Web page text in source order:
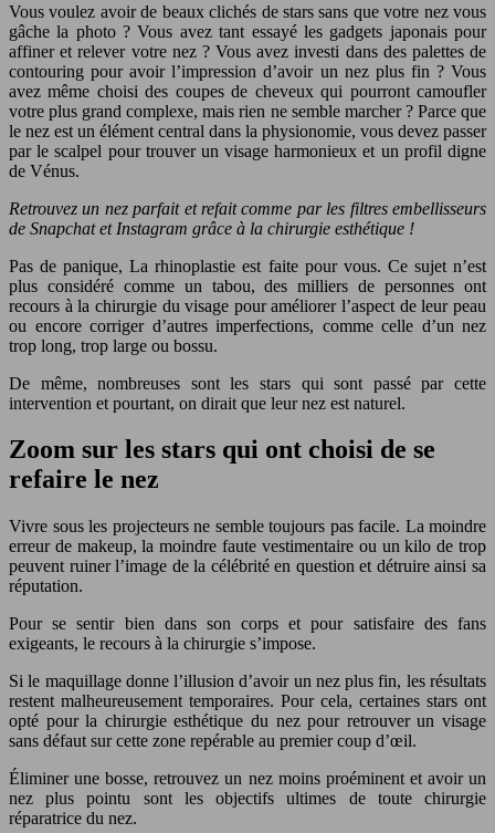
Vous voulez avoir de beaux clichés de stars sans que votre nez vous
gâche la photo ? Vous avez tant essayé les gadgets japonais pour
affiner et relever votre nez ? Vous avez investi dans des palettes de
contouring pour avoir l’impression d’avoir un nez plus fin ? Vous
avez même choisi des coupes de cheveux qui pourront camoufler
votre plus grand complexe, mais rien ne semble marcher ? Parce que
le nez est un élément central dans la physionomie, vous devez passer
par le scalpel pour trouver un visage harmonieux et un profil digne
de Vénus.
Retrouvez un nez parfait et refait comme par les filtres embellisseurs
de Snapchat et Instagram grâce à la chirurgie esthétique !
Pas de panique, La rhinoplastie est faite pour vous. Ce sujet n’est
plus considéré comme un tabou, des milliers de personnes ont
recours à la chirurgie du visage pour améliorer l’aspect de leur peau
ou encore corriger d’autres imperfections, comme celle d’un nez
trop long, trop large ou bossu.
De même, nombreuses sont les stars qui sont passé par cette
intervention et pourtant, on dirait que leur nez est naturel.
Zoom sur les stars qui ont choisi de se
refaire le nez
Vivre sous les projecteurs ne semble toujours pas facile. La moindre
erreur de makeup, la moindre faute vestimentaire ou un kilo de trop
peuvent ruiner l’image de la célébrité en question et détruire ainsi sa
réputation.
Pour se sentir bien dans son corps et pour satisfaire des fans
exigeants, le recours à la chirurgie s’impose.
Si le maquillage donne l’illusion d’avoir un nez plus fin, les résultats
restent malheureusement temporaires. Pour cela, certaines stars ont
opté pour la chirurgie esthétique du nez pour retrouver un visage
sans défaut sur cette zone repérable au premier coup d’œil.
Éliminer une bosse, retrouvez un nez moins proéminent et avoir un
nez plus pointu sont les objectifs ultimes de toute chirurgie
réparatrice du nez.